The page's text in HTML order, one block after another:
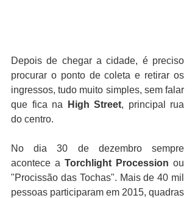
Depois de chegar a cidade, é preciso
procurar o ponto de coleta e retirar os
ingressos, tudo muito simples, sem falar
que fica na
High Street, principal rua
do centro.
No dia 30 de dezembro sempre
acontece a Torchlight Procession ou
"Procissão das Tochas". Mais de 40 mil
pessoas participaram em 2015, quadras